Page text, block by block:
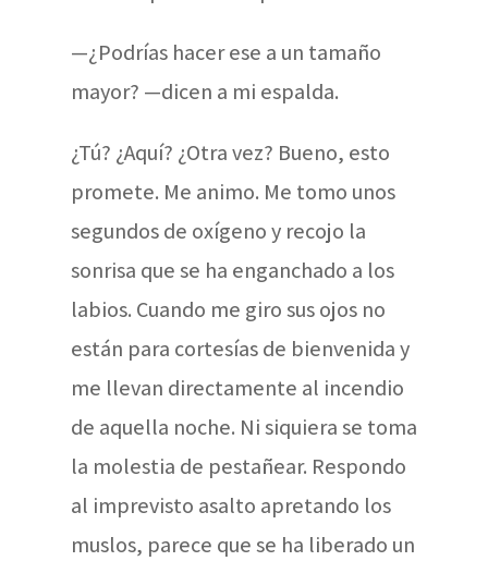
—¿Podrías hacer ese a un tamaño
mayor? —dicen a mi espalda.
¿Tú? ¿Aquí? ¿Otra vez? Bueno, esto
promete. Me animo. Me tomo unos
segundos de oxígeno y recojo la
sonrisa que se ha enganchado a los
labios. Cuando me giro sus ojos no
están para cortesías de bienvenida y
me llevan directamente al incendio
de aquella noche. Ni siquiera se toma
la molestia de pestañear. Respondo
al imprevisto asalto apretando los
muslos, parece que se ha liberado un